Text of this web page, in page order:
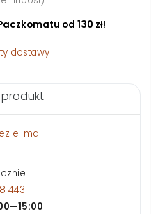
od 130 zł!
dostawy
e-mail
443